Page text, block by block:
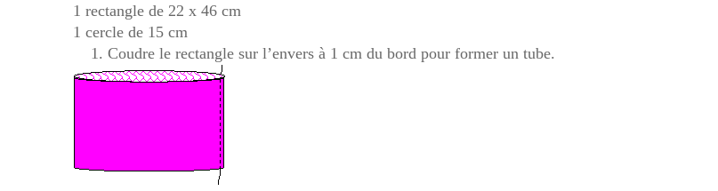
1 rectangle de 22 x 46 cm
1 cercle de 15 cm
1. Coudre le rectangle sur l’envers à 1 cm du bord pour former un tube.